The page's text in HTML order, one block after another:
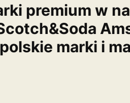
premium w
marki i